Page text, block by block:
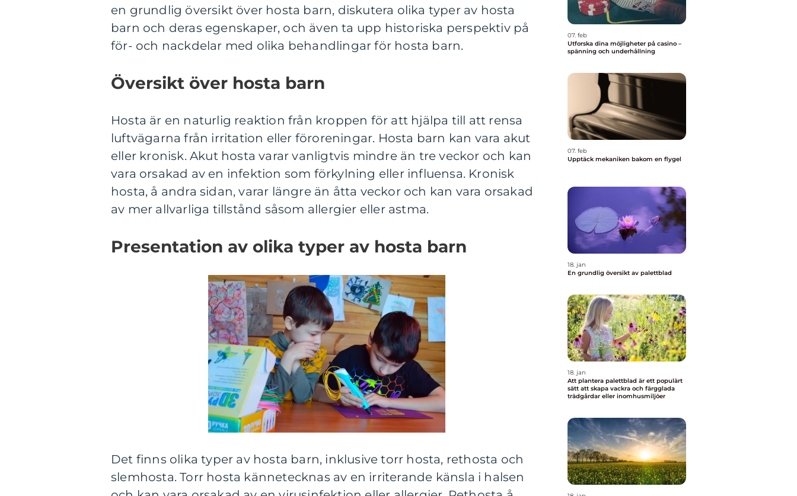
en grundlig översikt över hosta barn, diskutera olika typer av hosta
barn och deras egenskaper, och även ta upp historiska perspektiv på
för- och nackdelar med olika behandlingar för hosta barn.
Översikt över hosta barn
Hosta är en naturlig reaktion från kroppen för att hjälpa till att rensa
luftvägarna från irritation eller föroreningar. Hosta barn kan vara akut
eller kronisk. Akut hosta varar vanligtvis mindre än tre veckor och kan
vara orsakad av en infektion som förkylning eller influensa. Kronisk
hosta, å andra sidan, varar längre än åtta veckor och kan vara orsakad
av mer allvarliga tillstånd såsom allergier eller astma.
Presentation av olika typer av hosta barn
Det finns olika typer av hosta barn, inklusive torr hosta, rethosta och
slemhosta. Torr hosta kännetecknas av en irriterande känsla i halsen
07. feb
Utforska dina möjligheter på casino –
spänning och underhållning
07. feb
Upptäck mekaniken bakom en flygel
18. jan
En grundlig översikt av palettblad
18. jan
Att plantera palettblad är ett populärt
sätt att skapa vackra och färgglada
trädgårdar eller inomhusmiljöer